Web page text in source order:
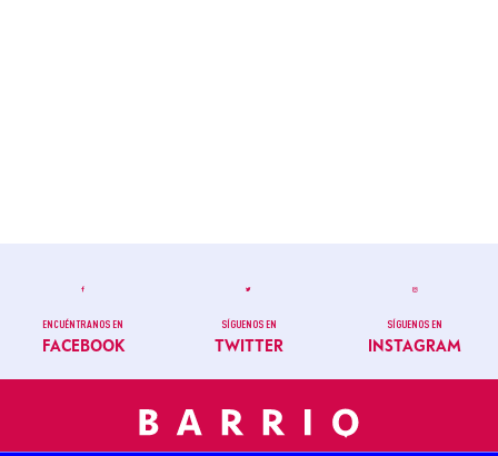
ENCUÉNTRANOS EN
FACEBOOK
SÍGUENOS EN
TWITTER
SÍGUENOS EN
INSTAGRAM